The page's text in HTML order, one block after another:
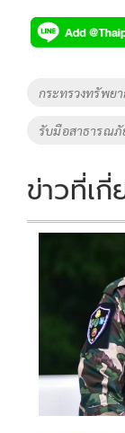
e
b
o
o
k
tt
er
Tags
กระทรวงทรัพย
รับมือสาธารณภั
ข่าวที่เ